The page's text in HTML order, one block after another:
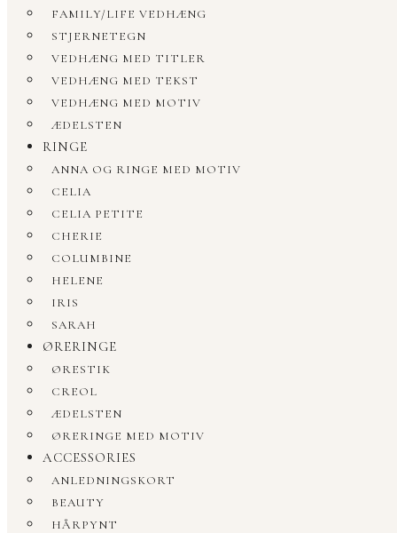
FAMILY/LIFE VEDHÆNG
STJERNETEGN
VEDHÆNG MED TITLER
VEDHÆNG MED TEKST
VEDHÆNG MED MOTIV
ÆDELSTEN
RINGE
ANNA OG RINGE MED MOTIV
CELIA
CELIA PETITE
CHERIE
COLUMBINE
HELENE
IRIS
SARAH
ØRERINGE
ØRESTIK
CREOL
ÆDELSTEN
ØRERINGE MED MOTIV
ACCESSORIES
ANLEDNINGSKORT
BEAUTY
HÅRPYNT